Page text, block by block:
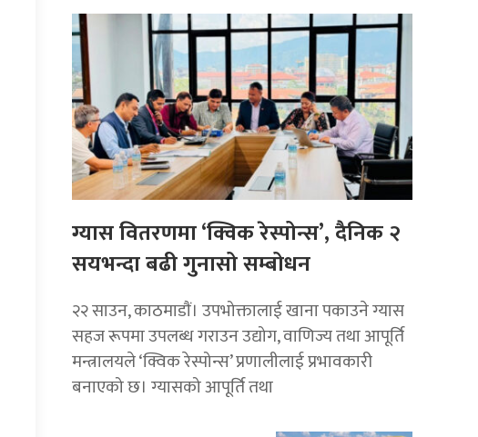
ग्यास वितरणमा ‘क्विक रेस्पोन्स’, दैनिक २
सयभन्दा बढी गुनासो सम्बोधन
२२ साउन, काठमाडाैं। उपभोक्तालाई खाना पकाउने ग्यास
सहज रूपमा उपलब्ध गराउन उद्योग, वाणिज्य तथा आपूर्ति
मन्त्रालयले ‘क्विक रेस्पोन्स’ प्रणालीलाई प्रभावकारी
बनाएको छ। ग्यासको आपूर्ति तथा